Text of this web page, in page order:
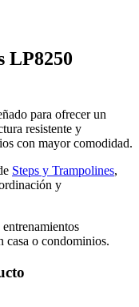
LP8250
para ofrecer un
resistente y
con mayor comodidad.
Steps y Trampolines,
y
casa o condominios.